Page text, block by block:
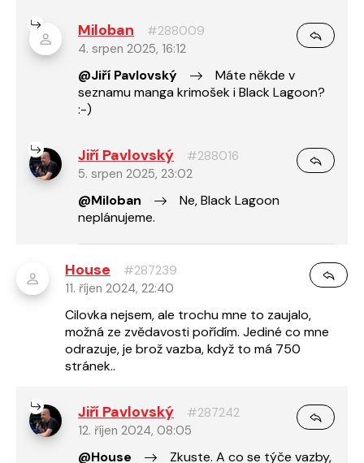
Miloban
#288009
4. srpen 2025, 16:12
@Jiří Pavlovský
Máte někde v
seznamu manga krimošek i Black Lagoon?
:-)
Jiří Pavlovský
#288016
5. srpen 2025, 23:02
@Miloban
Ne, Black Lagoon
neplánujeme.
House
#287239
11. říjen 2024, 22:40
Cilovka nejsem, ale trochu mne to zaujalo,
možná ze zvědavosti pořídím. Jediné co mne
odrazuje, je brož vazba, když to má 750
stránek..
Jiří Pavlovský
#287242
12. říjen 2024, 08:05
@House Zkuste. A co se týče vazby,